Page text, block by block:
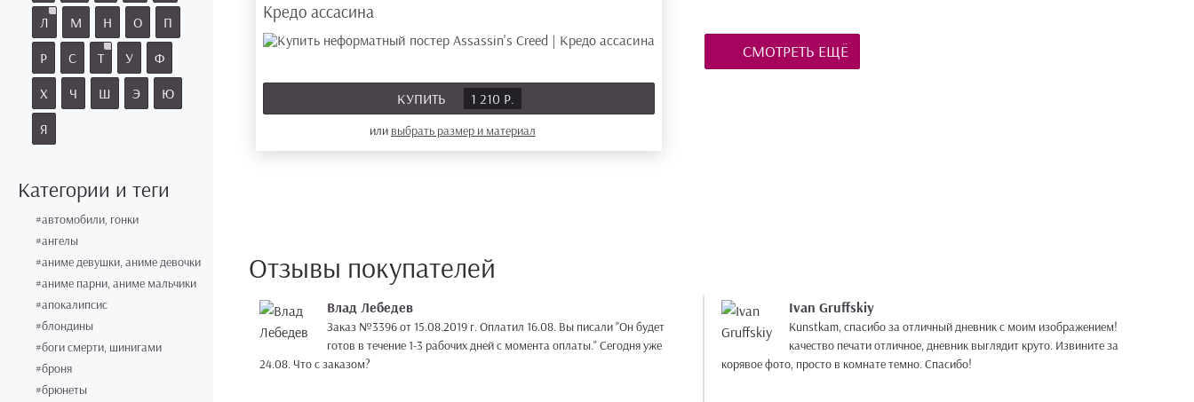
Л
М Н О
П
Р
С Т У
Ф
Х
Ч Ш Э
Ю
Я
Категории и теги
#автомобили, гонки
#ангелы
#аниме девушки, аниме девочки
#аниме парни, аниме мальчики
#апокалипсис
#блондины
#боги смерти, шинигами
#броня
#брюнеты
Кредо ассасина
КУПИТЬ 1 210 Р.
или выбрать размер и материал
СМОТРЕТЬ ЕЩЁ
Отзывы покупателей
Влад Лебедев
Заказ №3396 от 15.08.2019 г. Оплатил 16.08. Вы писали "Он будет
готов в течение 1-3 рабочих дней с момента оплаты." Сегодня уже
24.08. Что с заказом?
Ivan Gruffskiy
Kunstkam, спасибо за отличный дневник с моим изображением!
качество печати отличное, дневник выглядит круто. Извините за
корявое фото, просто в комнате темно. Спасибо!